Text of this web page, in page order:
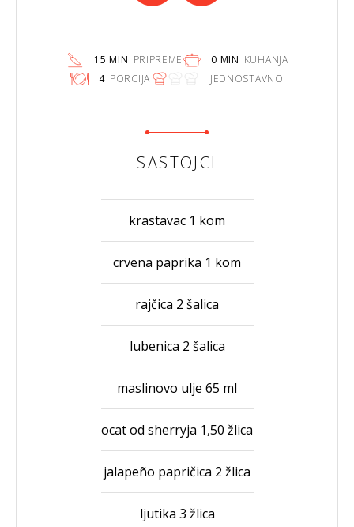
15 MIN PRIPREME 0 MIN KUHANJA
4 PORCIJA JEDNOSTAVNO
SASTOJCI
krastavac 1 kom
crvena paprika 1 kom
rajčica 2 šalica
lubenica 2 šalica
maslinovo ulje 65 ml
ocat od sherryja 1,50 žlica
jalapeño papričica 2 žlica
ljutika 3 žlica